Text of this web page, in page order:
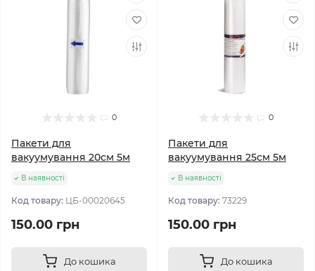
0
Пакети для
вакуумування 20см 5м
В наявності
Код товару: ЦБ-00020645
150.00 грн
До кошика
0
Пакети для
вакуумування 25см 5м
В наявності
Код товару: 73229
150.00 грн
До кошика